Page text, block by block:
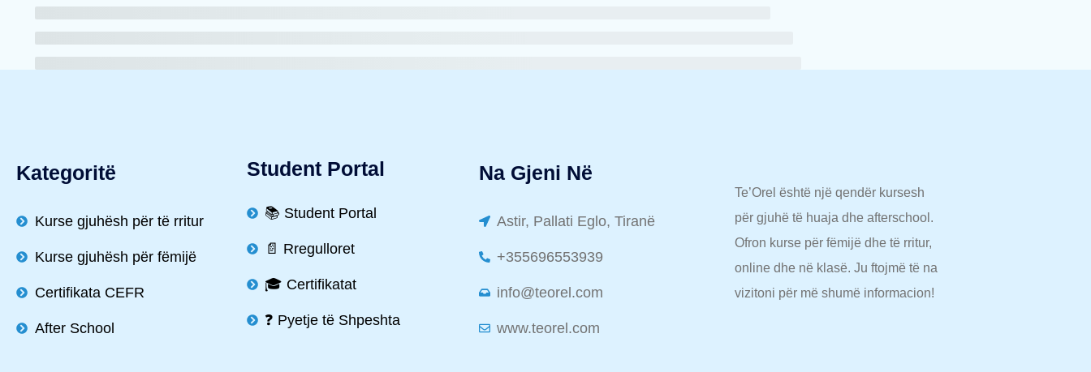
Kategoritë
Kurse gjuhësh për të rritur
Kurse gjuhësh për fëmijë
Certifikata CEFR
After School
Student Portal
📚 Student Portal
📄 Rregulloret
🎓 Certifikatat
❓ Pyetje të Shpeshta
Na Gjeni Në
Astir, Pallati Eglo, Tiranë
+355696553939
info@teorel.com
www.teorel.com
Te’Orel është një qendër kursesh
për gjuhë të huaja dhe afterschool.
Ofron kurse për fëmijë dhe të rritur,
online dhe në klasë. Ju ftojmë të na
vizitoni për më shumë informacion!